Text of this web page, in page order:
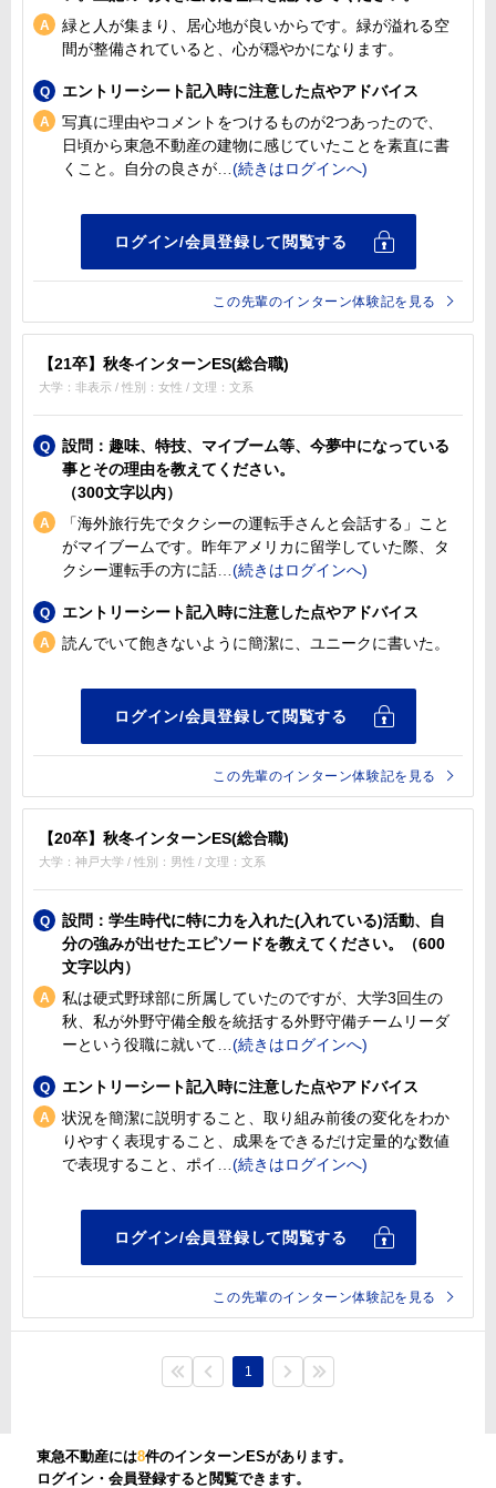
緑と人が集まり、居心地が良いからです。緑が溢れる空
間が整備されていると、心が穏やかになります。
エントリーシート記入時に注意した点やアドバイス
写真に理由やコメントをつけるものが2つあったので、
日頃から東急不動産の建物に感じていたことを素直に書
くこと。自分の良さが
この先輩のインターン体験記を見る
【21卒】秋冬インターンES(総合職)
大学：非表示 / 性別：女性 / 文理：文系
設問：趣味、特技、マイブーム等、今夢中になっている
事とその理由を教えてください。
（300文字以内）
「海外旅行先でタクシーの運転手さんと会話する」こと
がマイブームです。昨年アメリカに留学していた際、タ
クシー運転手の方に話
エントリーシート記入時に注意した点やアドバイス
読んでいて飽きないように簡潔に、ユニークに書いた。
この先輩のインターン体験記を見る
【20卒】秋冬インターンES(総合職)
大学：神戸大学 / 性別：男性 / 文理：文系
設問：学生時代に特に力を入れた(入れている)活動、自
分の強みが出せたエピソードを教えてください。（600
文字以内）
私は硬式野球部に所属していたのですが、大学3回生の
秋、私が外野守備全般を統括する外野守備チームリーダ
ーという役職に就いて
エントリーシート記入時に注意した点やアドバイス
状況を簡潔に説明すること、取り組み前後の変化をわか
りやすく表現すること、成果をできるだけ定量的な数値
で表現すること、ポイ
この先輩のインターン体験記を見る
1
東急不動産には8件のインターンESがあります。
ログイン・会員登録すると閲覧できます。